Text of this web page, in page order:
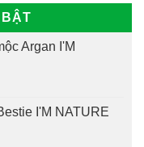
BẬT
Argan I'M
I'M NATURE